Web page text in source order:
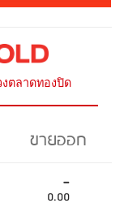
ตลาดทองปิด
ขายออก
-
0.00